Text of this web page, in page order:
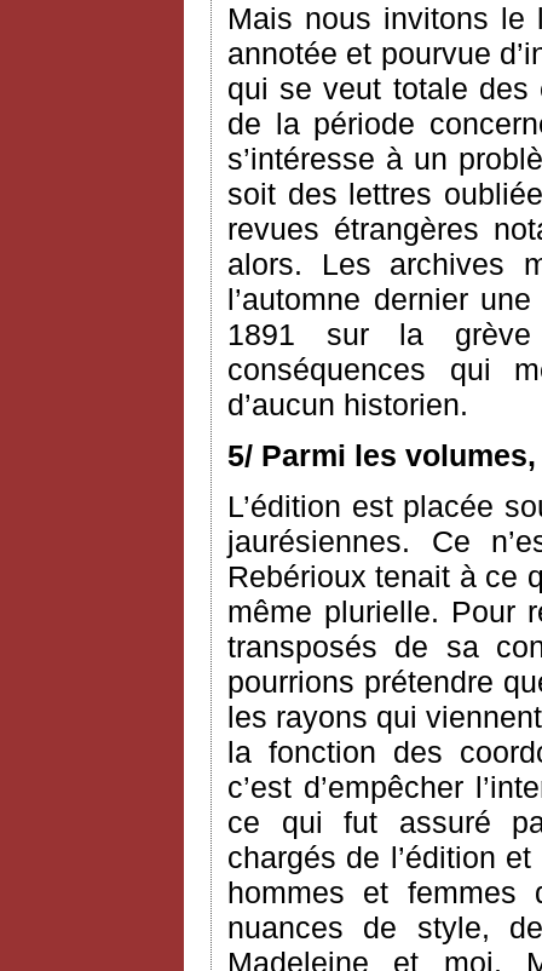
Mais nous invitons le
annotée et pourvue
qui se veut totale des
de la période
s’intéresse à un
soit des lettres
revues étrangères
alors. Les archives
l’automne dernier
1891 sur la
conséquences qui
d’aucun historien.
5/ Parmi les
L’édition est placée
jaurésiennes. Ce
Rebérioux tenait à ce
même plurielle. Pour
transposés de sa
pourrions prétendre
les rayons qui
la fonction des
c’est d’empêcher
ce qui fut assuré
chargés de l’édition
hommes et
nuances de style,
Madeleine et moi,